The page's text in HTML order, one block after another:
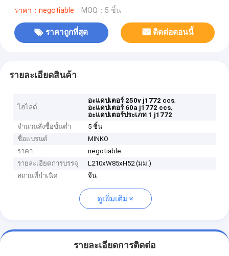
ราคา：negotiable MOQ：5 ชิ้น
ราคาถูกที่สุด ติดต่อตอนนี้
รายละเอียดสินค้า
ไฮไลต์
อะแดปเตอร์ 250v j1772 ccs,
อะแดปเตอร์ 60a j1772 ccs,
อะแดปเตอร์ประเภท 1 j1772
จำนวนสั่งซื้อขั้นต่ำ
5 ชิ้น
ชื่อแบรนด์
MINKO
ราคา
negotiable
รายละเอียดการบรรจุ
L210xW85xH52 (มม.)
สถานที่กำเนิด
จีน
ดูเพิ่มเติม
รายละเอียดการติดต่อ